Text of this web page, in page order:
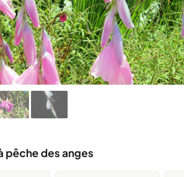
pêche des anges